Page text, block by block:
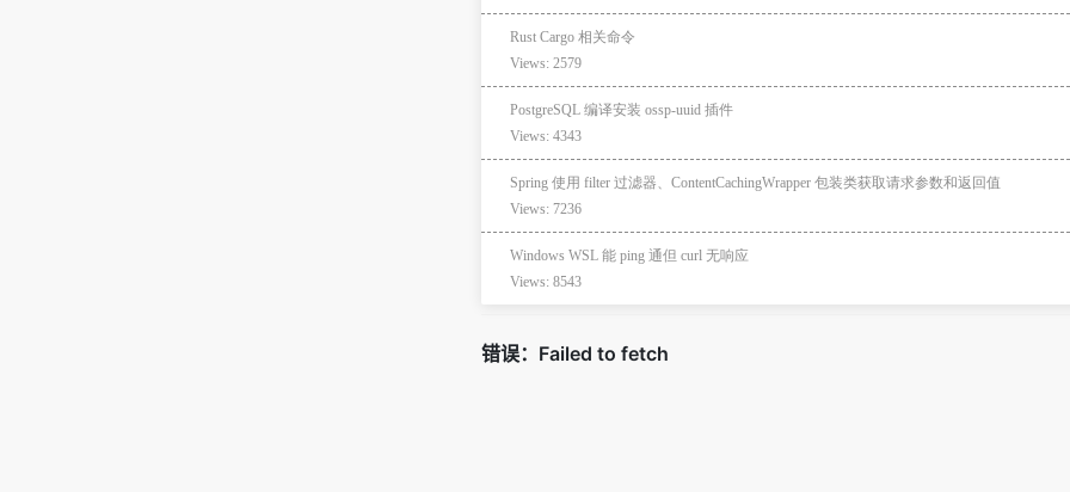
Rust Cargo 相关命令
Views: 2579
PostgreSQL 编译安装 ossp-uuid 插件
Views: 4343
Spring 使用 filter 过滤器、ContentCachingWrapper 包装类获取请求参数和返回值
Views: 7236
Windows WSL 能 ping 通但 curl 无响应
Views: 8543